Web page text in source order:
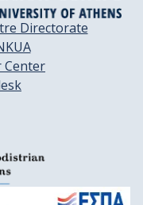
Directorate
Center